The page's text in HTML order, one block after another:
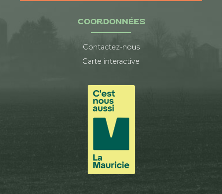
COORDONNÉES
Contactez-nous
Carte interactive